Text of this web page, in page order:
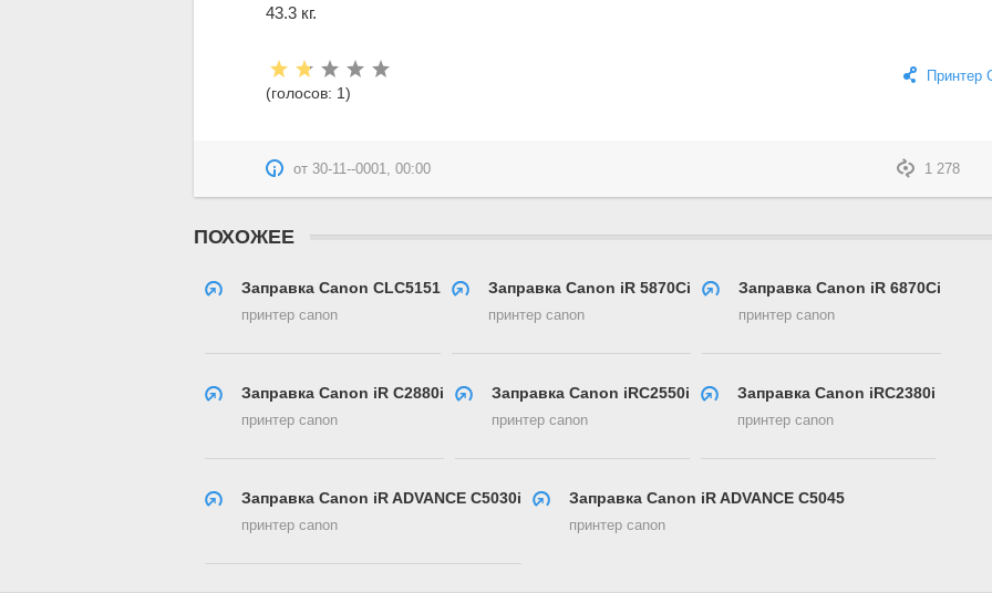
43.3 кг.
Принтер
Рейтинг:
(голосов: 1)
1 278
от 30-11--0001, 00:00
ПОХОЖЕЕ
Заправка Canon CLC5151
принтер canon
Заправка Canon iR 5870Ci
принтер canon
Заправка Canon iR 6870Ci
принтер canon
Заправка Canon iR C2880i
принтер canon
Заправка Canon iRC2550i
принтер canon
Заправка Canon iRC2380i
принтер canon
Заправка Canon iR ADVANCE C5030i
принтер canon
Заправка Canon iR ADVANCE C5045
принтер canon